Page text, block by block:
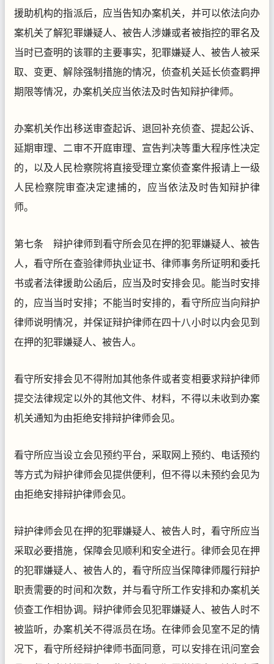
援助机构的指派后，应当告知办案机关，并可以依法向办
案机关了解犯罪嫌疑人、被告人涉嫌或者被指控的罪名及
当时已查明的该罪的主要事实，犯罪嫌疑人、被告人被采
取、变更、解除强制措施的情况，侦查机关延长侦查羁押
期限等情况，办案机关应当依法及时告知辩护律师。
办案机关作出移送审查起诉、退回补充侦查、提起公诉、
延期审理、二审不开庭审理、宣告判决等重大程序性决定
的，以及人民检察院将直接受理立案侦查案件报请上一级
人民检察院审查决定逮捕的，应当依法及时告知辩护律
师。
第七条 辩护律师到看守所会见在押的犯罪嫌疑人、被告
人，看守所在查验律师执业证书、律师事务所证明和委托
书或者法律援助公函后，应当及时安排会见。能当时安排
的，应当当时安排；不能当时安排的，看守所应当向辩护
律师说明情况，并保证辩护律师在四十八小时以内会见到
在押的犯罪嫌疑人、被告人。
看守所安排会见不得附加其他条件或者变相要求辩护律师
提交法律规定以外的其他文件、材料，不得以未收到办案
机关通知为由拒绝安排辩护律师会见。
看守所应当设立会见预约平台，采取网上预约、电话预约
等方式为辩护律师会见提供便利，但不得以未预约会见为
由拒绝安排辩护律师会见。
辩护律师会见在押的犯罪嫌疑人、被告人时，看守所应当
采取必要措施，保障会见顺利和安全进行。律师会见在押
的犯罪嫌疑人、被告人的，看守所应当保障律师履行辩护
职责需要的时间和次数，并与看守所工作安排和办案机关
侦查工作相协调。辩护律师会见犯罪嫌疑人、被告人时不
被监听，办案机关不得派员在场。在律师会见室不足的情
况下，看守所经辩护律师书面同意，可以安排在讯问室会